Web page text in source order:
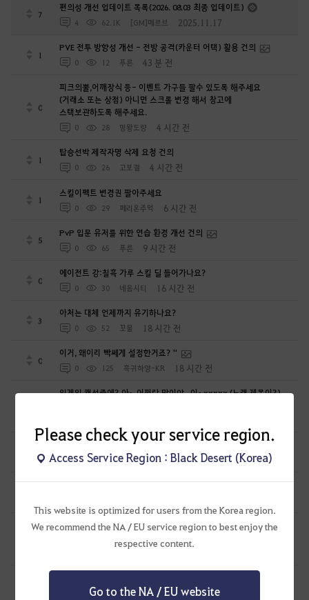
Please check your service region.
Access Service Region : Black Desert (Korea)
This website is optimized for users from the Korea region.
We recommend the NA / EU service region to best enjoy the
respective content.
Go to the NA / EU website
7
편의성 개선 업데이트 목록(2026. 08.03 최종 업데이트)
4 62.1K [GM]메르브 2025.11.17
1
PVE 전투 방향성 개선 - 전방 공격(카운터 어택) 활용 건의
0 12 푸른 43 분 전
0
피크의뿔,어깨장식 등- 이벤트 가구들 팔수 있도록 해주세요
(거래소 또는 상점) 아니면 스크롤 변경 해서 창고에
스택보관하도록 해주세요.
0 28 명왕도량 4 시간 전
1
탑승선박 제작자명 삭제 요청 건의
0 26 고보결 4 시간 전
1
스킬이펙트 변경권 팔아주세요
0 29 페리온주먹 6 시간 전
5
PvP 입문 유저를 위한 연습 환경 개선 건의
0 65 푸른 9 시간 전
0
에이전트 강:칠흑 가루 스킬 딜 들어가나요?
0 30 네옴시티 16 시간 전
3
아처는 대체 언제까지 유기하나요?
0 52 꼬물 18 시간 전
0
이거, 왜이리 빡쎄게 설정한거죠? ''
0 125 흑귀하양-KR 18 시간 전
인게임 캐선중에? 아~ 어쩌란 말이야.. 이~xxxxx (노래 제목이?)
1
아침의나라 도시들 개편 좀 해주세요
0 88 고집킹 20 시간 전
결국 유저 말, 안 듣고. 렙 제한을 거는구나.. 에휴.
채집중 게임을 발동했을때 필요 없는 씨앗이 한번에 많이 획득되는
81 폴리프 22 시간 전